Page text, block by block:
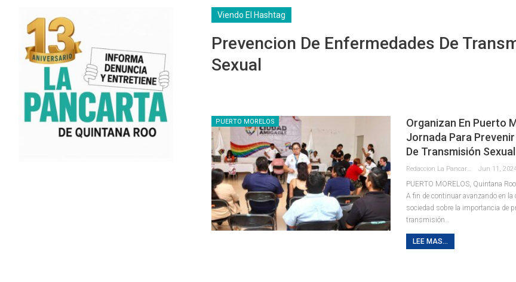
Viendo El Hashtag
Prevencion De Enfermedades De
Sexual
PUERTO MORELOS
Organizan En Puerto
Jornada Para
De Transmisión Sexual
Jun 11,
PUERTO MORELOS, Quintana
A fin de continuar avanzando en la
sociedad sobre la importancia de
transmisión
LEE MAS...